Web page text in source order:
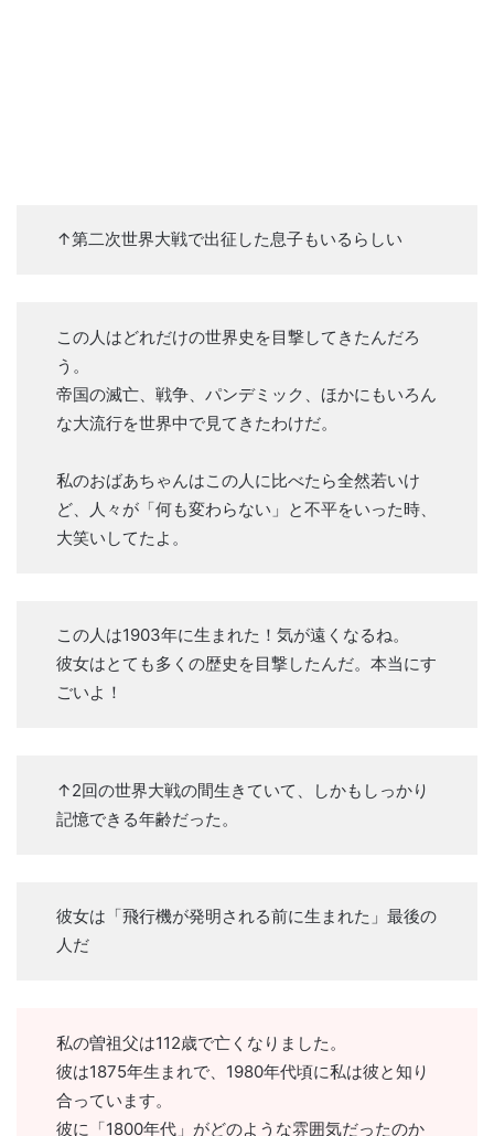
↑第二次世界大戦で出征した息子もいるらしい
この人はどれだけの世界史を目撃してきたんだろ
う。
帝国の滅亡、戦争、パンデミック、ほかにもいろん
な大流行を世界中で見てきたわけだ。
私のおばあちゃんはこの人に比べたら全然若いけ
ど、人々が「何も変わらない」と不平をいった時、
大笑いしてたよ。
この人は1903年に生まれた！気が遠くなるね。
彼女はとても多くの歴史を目撃したんだ。本当にす
ごいよ！
↑2回の世界大戦の間生きていて、しかもしっかり
記憶できる年齢だった。
彼女は「飛行機が発明される前に生まれた」最後の
人だ
私の曽祖父は112歳で亡くなりました。
彼は1875年生まれで、1980年代頃に私は彼と知り
合っています。
彼に「1800年代」がどのような雰囲気だったのか